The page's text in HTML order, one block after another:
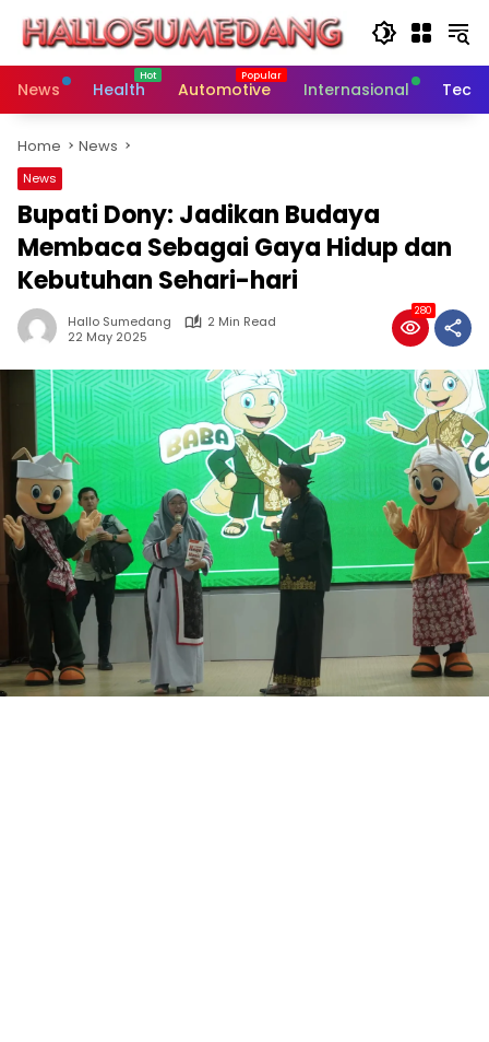
content
News
Health Automotive Internasional
Home News
News
Bupati Dony: Jadikan Budaya
Membaca Sebagai Gaya Hidup dan
Kebutuhan Sehari-hari
Hallo Sumedang
2 Min Read
22 May 2025
280